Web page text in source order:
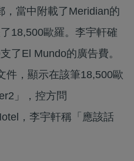
，當中附載了Meridian的
18,500歐羅。李宇軒確
了El Mundo的廣告費。
件，顯示在該筆18,500歐
」，控方問
，李宇軒稱「應該話